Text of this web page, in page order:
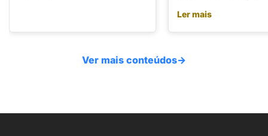
Ler mais
Ver mais conteúdos→